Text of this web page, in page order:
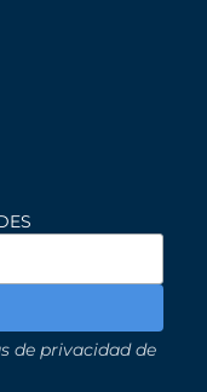
de privacidad de